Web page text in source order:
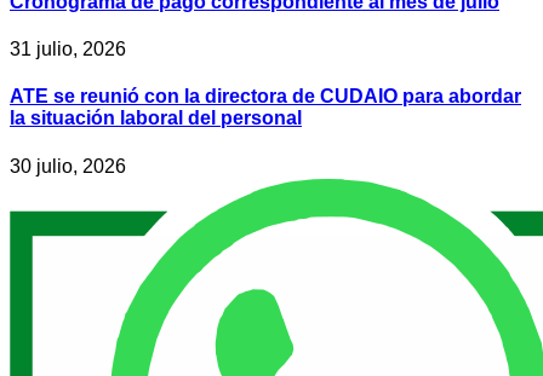
31 julio, 2026
ATE se reunió con la directora de CUDAIO para abordar
la situación laboral del personal
30 julio, 2026